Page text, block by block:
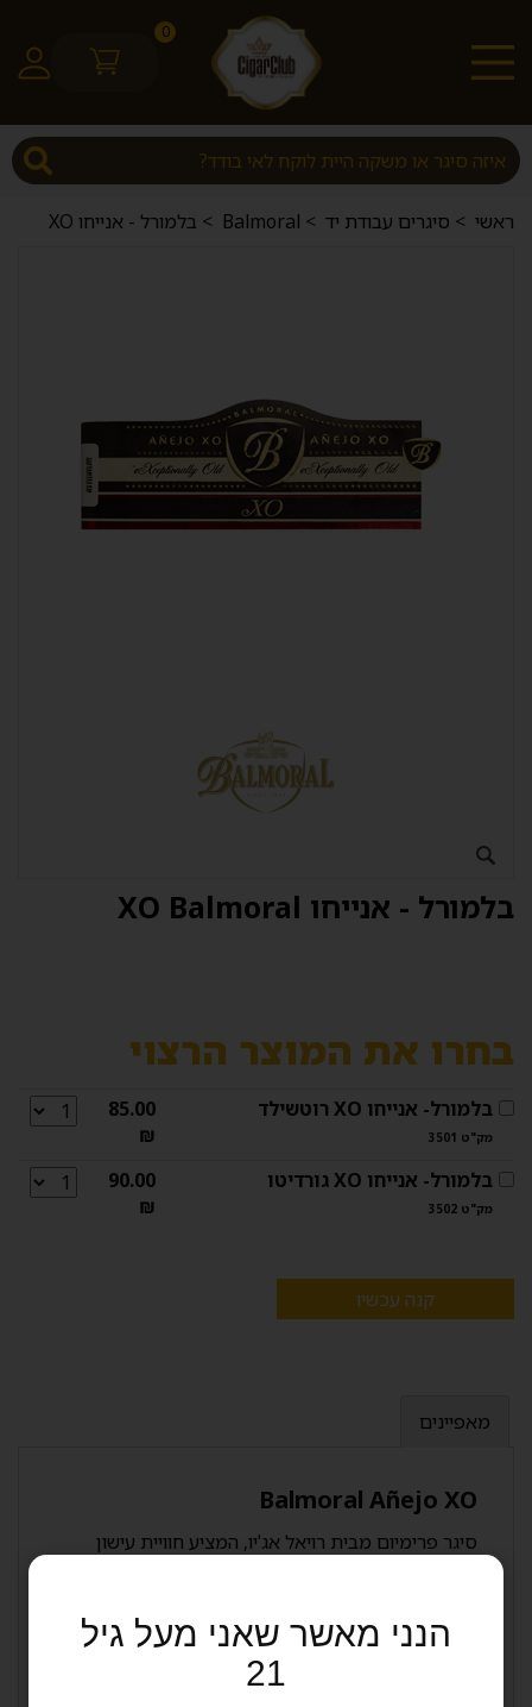
0
ראשי > סיגרים עבודת יד >
Balmoral > בלמורל - אנייחו XO
בלמורל - אנייחו XO Balmoral
בחרו את המוצר הרצוי
בלמורל- אנייחו XO רוטשילד
מק"ט 3501
85.00
₪
בלמורל- אנייחו XO גורדיטו
מק"ט 3502
90.00
₪
קנה עכשיו
מאפיינים
Balmoral Añejo XO
סיגר פרימיום מבית רויאל אג'יו, המציע חוויית עישון
ניחוחות של שוקולד מריר, אספרסו ופלפל שחור יוצרים
פרופיל טעמים עמוק ומאוזן, עם גוף מלא ועשן סמיך
הנני מאשר שאני מעל גיל
21